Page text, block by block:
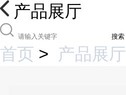
产品展厅
搜索
首页 > 产品展厅